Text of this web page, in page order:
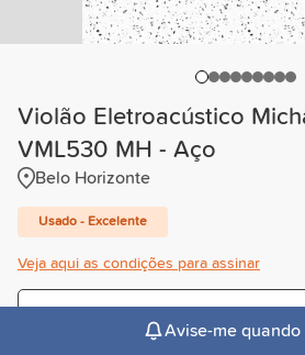
Violão Eletroacústico
VML530 MH - Aço
Belo Horizonte
Usado - Excelente
Veja aqui as condições para assinar
/mês
Avise-me quando